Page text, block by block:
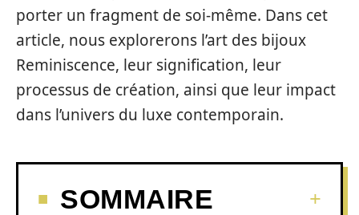
porter un fragment de soi-même. Dans cet
article, nous explorerons l’art des bijoux
Reminiscence, leur signification, leur
processus de création, ainsi que leur impact
dans l’univers du luxe contemporain.
SOMMAIRE